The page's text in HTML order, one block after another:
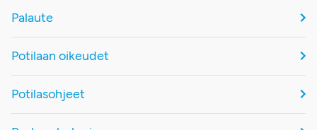
Palaute
Potilaan oikeudet
Potilasohjeet